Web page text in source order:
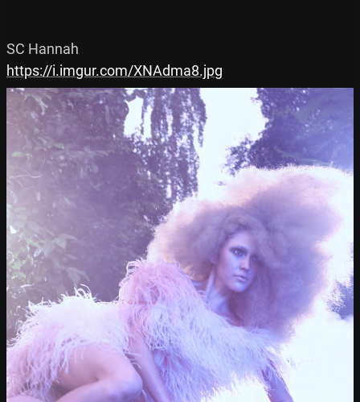
https://i.imgur.com/XNAdma8.jpg